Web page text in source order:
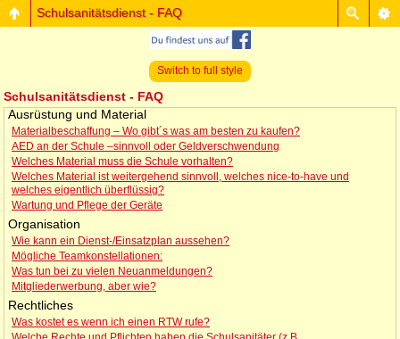
Schulsanitätsdienst - FAQ
Switch to full style
Schulsanitätsdienst - FAQ
Ausrüstung und Material
Materialbeschaffung – Wo gibt´s was am besten zu kaufen?
AED an der Schule –sinnvoll oder Geldverschwendung
Welches Material muss die Schule vorhalten?
Welches Material ist weitergehend sinnvoll, welches nice-to-have und
welches eigentlich überflüssig?
Wartung und Pflege der Geräte
Organisation
Wie kann ein Dienst-/Einsatzplan aussehen?
Mögliche Teamkonstellationen:
Was tun bei zu vielen Neuanmeldungen?
Mitgliederwerbung, aber wie?
Rechtliches
Was kostet es wenn ich einen RTW rufe?